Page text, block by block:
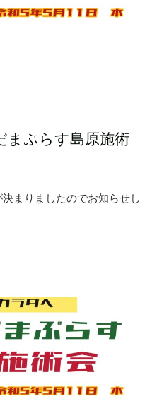
まぷらす島原施術
まりましたのでお知らせし